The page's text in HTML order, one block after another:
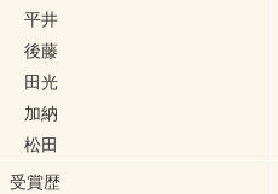
平井
後藤
田光
加納
松田
受賞歴